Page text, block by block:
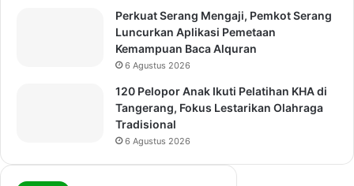
Perkuat Serang Mengaji, Pemkot Serang
Luncurkan Aplikasi Pemetaan
Kemampuan Baca Alquran
6 Agustus 2026
120 Pelopor Anak Ikuti Pelatihan KHA di
Tangerang, Fokus Lestarikan Olahraga
Tradisional
6 Agustus 2026